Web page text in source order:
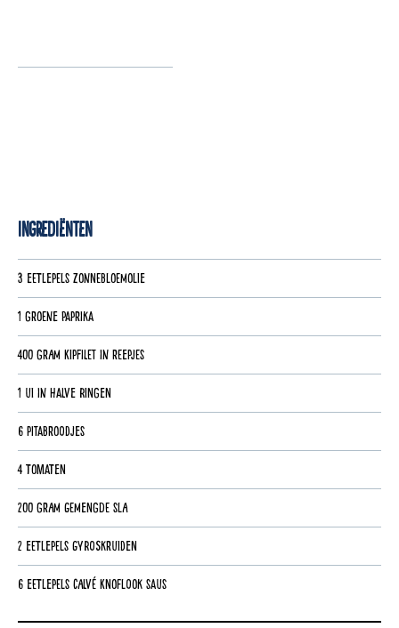
Ingrediënten
3 eetlepels zonnebloemolie
1 groene paprika
400 gram kipfilet in reepjes
1 ui in halve ringen
6 pitabroodjes
4 tomaten
200 gram gemengde sla
2 eetlepels gyroskruiden
6 eetlepels Calvé Knoflook Saus